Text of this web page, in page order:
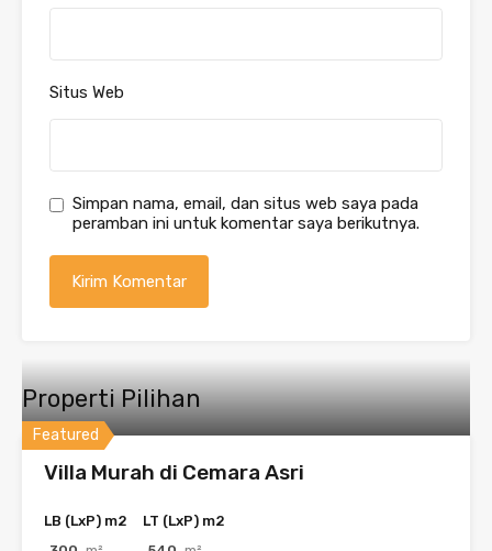
Situs Web
Simpan nama, email, dan situs web saya pada
peramban ini untuk komentar saya berikutnya.
Properti Pilihan
Featured
Villa Murah di Cemara Asri
LB (LxP) m2
LT (LxP) m2